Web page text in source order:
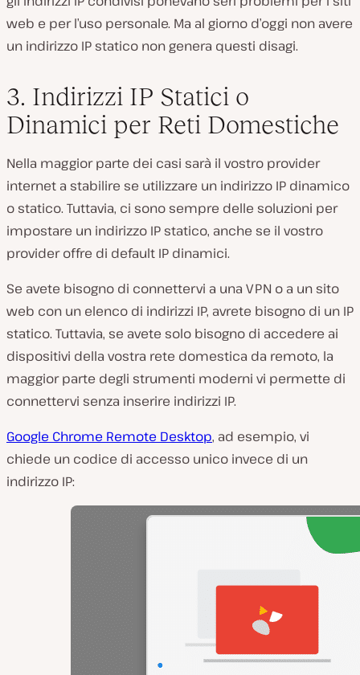
web e per l’uso personale. Ma al giorno d’oggi non avere
un indirizzo IP statico non genera questi disagi.
3. Indirizzi IP Statici o
Dinamici per Reti Domestiche
Nella maggior parte dei casi sarà il vostro provider
internet a stabilire se utilizzare un indirizzo IP dinamico
o statico. Tuttavia, ci sono sempre delle soluzioni per
impostare un indirizzo IP statico, anche se il vostro
provider offre di default IP dinamici.
Se avete bisogno di connettervi a una VPN o a un sito
web con un elenco di indirizzi IP, avrete bisogno di un IP
statico. Tuttavia, se avete solo bisogno di accedere ai
dispositivi della vostra rete domestica da remoto, la
maggior parte degli strumenti moderni vi permette di
connettervi senza inserire indirizzi IP.
Google Chrome Remote Desktop, ad esempio, vi
chiede un codice di accesso unico invece di un
indirizzo IP: